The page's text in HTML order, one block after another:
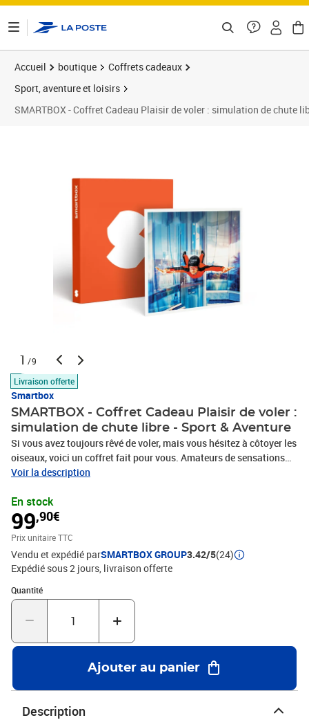
Accueil boutique
Coffrets cadeaux
Sport, aventure et loisirs
SMARTBOX - Coffret Cadeau Plaisir de voler : simulation de chute
1 /9
Livraison offerte
Smartbox
SMARTBOX - Coffret Cadeau Plaisir de voler :
simulation de chute libre - Sport & Aventure
Si vous avez toujours rêvé de voler, mais vous hésitez à côtoyer les
oiseaux, voici un coffret fait pour vous. Amateurs de sensations
fortes, vous serez comblés grâce à cette sélection d’activités de
d’infrastructures spécialement équipées pour des vols en intérieur,
vous aurez l’occasion de vivre des sensations réelles de chute libre
en prenant place dans de puissantes souffleries qui pourront vous
envoyer flotter dans l’air jusqu’à 17 mètres de haut ! Découvrez le
plaisir de voler en toute sécurité, encadrés par des équipes de
moniteurs passionnés. Frisson garantis lors de cette aventure
vertigineuse !1 activité pour 1 à 2 personnes2 expériences
sensationnelles de simulation de chute libre
Voir la description
En stock
99,90€
Prix unitaire TTC
Vendu et expédié parSMARTBOX GROUP3.42/5(24)
Expédié sous 2 jours livraison offerte
Quantité
Quantité : 1
Ajouter au panier
Description